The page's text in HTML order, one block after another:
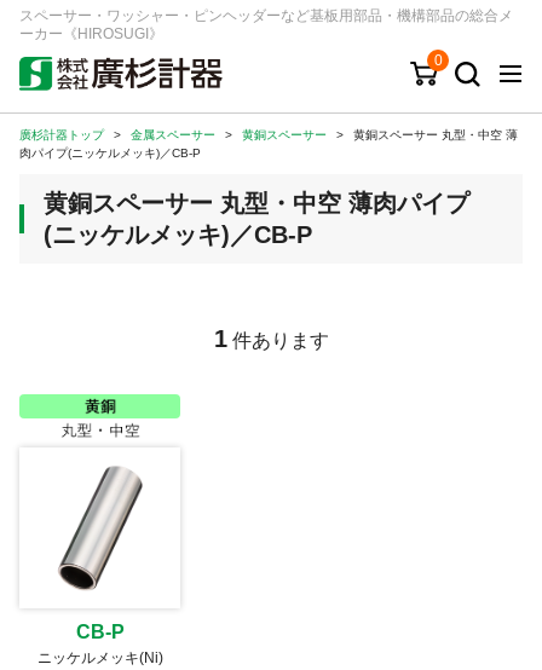
スペーサー・ワッシャー・ピンヘッダーなど基板用部品・機構部品の総合メ
ーカー《HIROSUGI》
0
キーワード 品番/シリーズ
商品カテゴリから探す
ジャンルから探す
注文・見積りについて
ご利用ガイド
お問い合わせ窓口
会社情報
廣杉計器トップ > 金属スペーサー > 黄銅スペーサー >
黄銅スペーサー 丸型・中空 薄
肉パイプ(ニッケルメッキ)／CB-P
黄銅スペーサー 丸型・中空 薄肉パイプ
(ニッケルメッキ)／CB-P
1 件あります
CB-P
ニッケルメッキ(Ni)